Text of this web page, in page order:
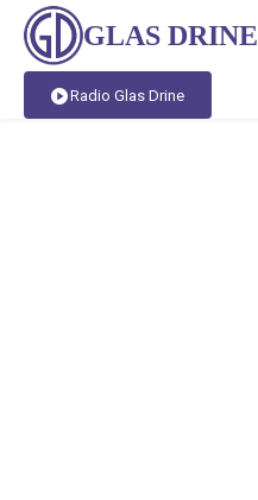
GLAS DRINE
Radio Glas Drine